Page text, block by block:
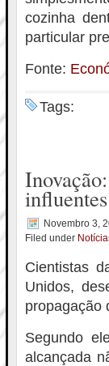
cozinha
particular
Fonte:
Tags:
influentes
Novembro 3,
Filed under
Cientistas
Unidos,
propagação
Segundo
alcançada